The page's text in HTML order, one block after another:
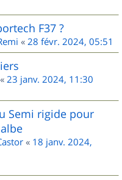
F37 ?
« 28 févr. 2024, 05:51
« 23 janv. 2024, 11:30
Semi rigide pour
« 18 janv. 2024,